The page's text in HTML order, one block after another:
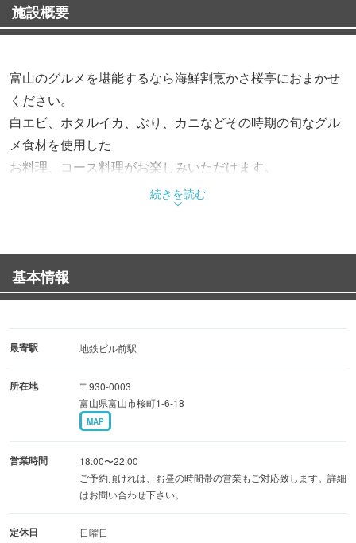
施設概要
富山のグルメを堪能するなら海鮮割烹かさ桜亭におまかせ
ください。
白エビ、ホタルイカ、ぶり、カニなどその時期の旬なグル
メ食材を使用した
お料理、コース料理がお楽しみいただけます。
ど、
地産地消にこだわったおすすめの一品。是非ご賞味くださ
い。
◇店主厳選の地酒◇
その時期にしか飲めない地酒もございます。
お料理と共にご堪能ください。
◇個室・大部屋完備◇
白木をベースとした明るい空間の店内は、
プライベートや接待に適した完全個室や、大部屋も完備。
各種宴会・接待・ビジネスなどにご利用ください。
続きを読む
基本情報
最寄駅 地鉄ビル前駅
所在地
〒930-0003
富山県富山市桜町1-6-18
MAP
営業時間
18:00〜22:00
ご予約頂ければ、お昼の時間帯の営業もご対応致します。詳細
はお問い合わせ下さい。
定休日
日曜日